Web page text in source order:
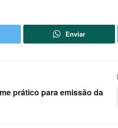
Enviar
prático para emissão da